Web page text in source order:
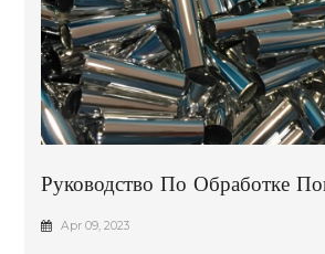
Руководство По Обработке
Обработанных Пластиковых
Apr 09, 2023